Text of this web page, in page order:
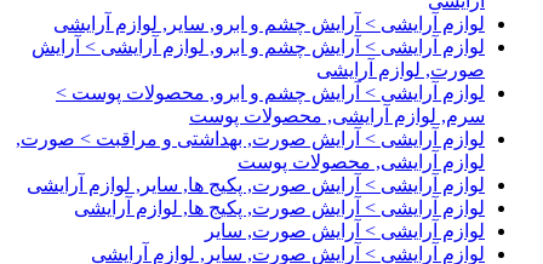
لوازم آرایشی > آرایش چشم و ابرو, سایر, لوازم آرایشی
لوازم آرایشی > آرایش چشم و ابرو, لوازم آرایشی > آرایش
صورت, لوازم آرایشی
لوازم آرایشی > آرایش چشم و ابرو, محصولات پوست >
سرم, لوازم آرایشی, محصولات پوست
لوازم آرایشی > آرایش صورت, بهداشتی و مراقبت > صورت,
لوازم آرایشی, محصولات پوست
لوازم آرایشی > آرایش صورت, پکیج ها, سایر, لوازم آرایشی
لوازم آرایشی > آرایش صورت, پکیج ها, لوازم آرایشی
لوازم آرایشی > آرایش صورت, سایر
لوازم آرایشی > آرایش صورت, سایر, لوازم آرایشی